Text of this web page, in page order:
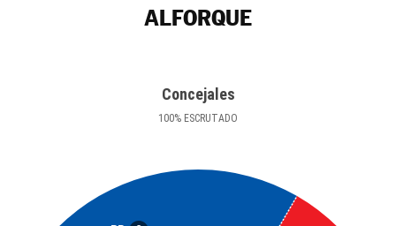
ALFORQUE
Concejales
100% ESCRUTADO